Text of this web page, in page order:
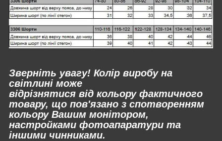
Зверніть увагу! Колір виробу на
світлині може
відрізнятися від кольору фактичного
товару, що пов'язано з спотворенням
кольору Вашим монітором,
настройками фотоапаратури та
іншими чинниками.